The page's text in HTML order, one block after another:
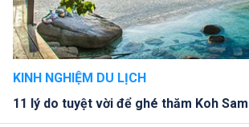
KINH NGHIỆM DU LỊCH
11 lý do tuyệt vời để ghé thăm Koh